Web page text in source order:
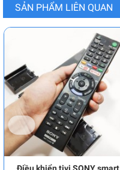
SẢN PHẨM LIÊN QUAN